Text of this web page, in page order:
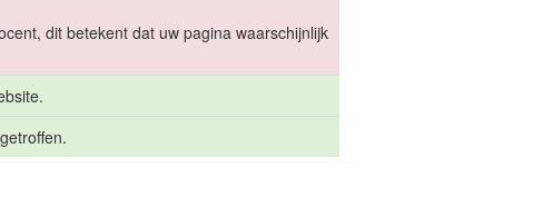
dit betekent dat uw pagina waarschijnlijk